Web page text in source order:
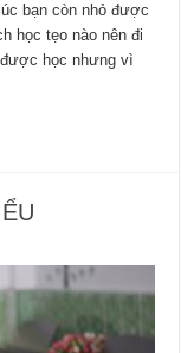
bạn còn nhỏ được
học tẹo nào nên đi
học nhưng vì